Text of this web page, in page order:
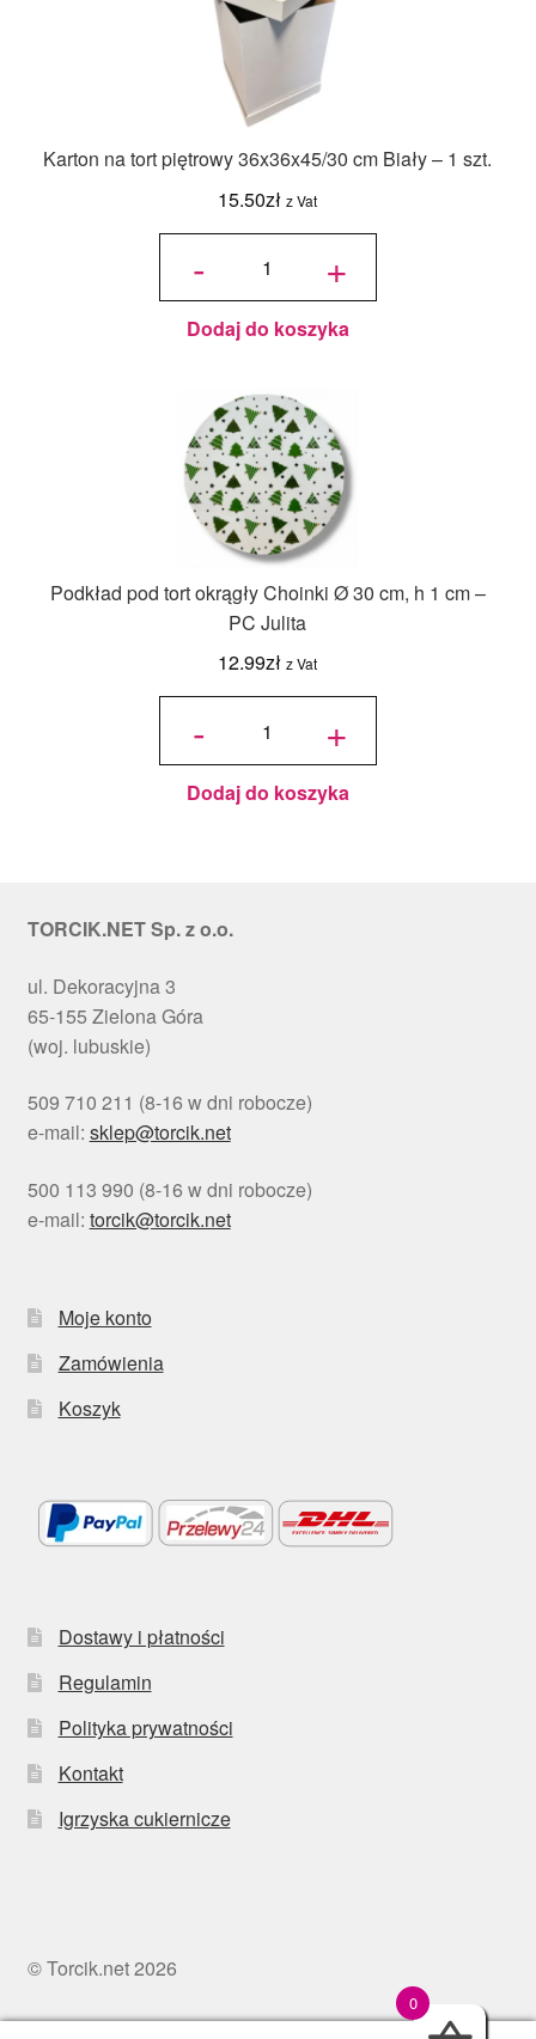
Karton na tort piętrowy 36x36x45/30 cm Biały – 1 szt.
15.50zł z Vat
-
ilość Karton
36x36x45/30
cm Biały - 1 +
Dodaj do koszyka
Podkład pod tort okrągły Choinki Ø 30 cm, h 1 cm –
PC Julita
12.99zł z Vat
-
ilość
okrągły
Choinki
Ø 30
cm, h 1
cm - PC
+
Dodaj do koszyka
TORCIK.NET Sp. z o.o.
ul. Dekoracyjna 3
65-155 Zielona Góra
(woj. lubuskie)
509 710 211 (8-16 w dni robocze)
e-mail: sklep@torcik.net
500 113 990 (8-16 w dni robocze)
e-mail: torcik@torcik.net
Moje konto
Zamówienia
Koszyk
Dostawy i płatności
Regulamin
Polityka prywatności
Kontakt
Igrzyska cukiernicze
© Torcik.net 2026
0